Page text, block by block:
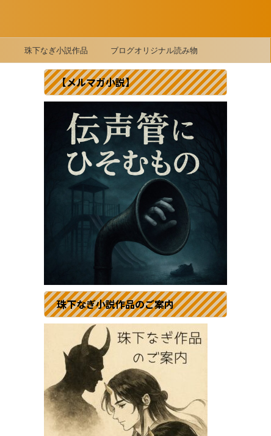
珠下なぎ小説作品 ブログオリジナル読み物
【メルマガ小説】
珠下なぎ小説作品のご案内